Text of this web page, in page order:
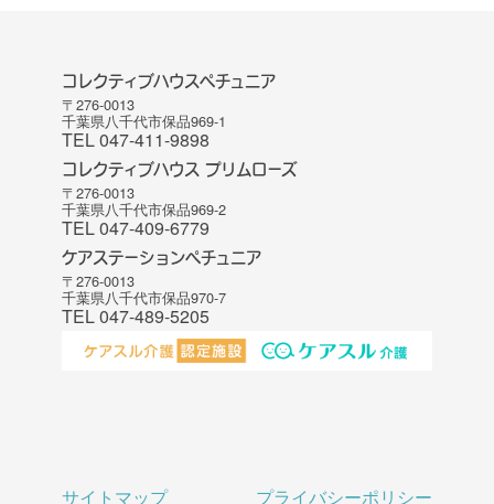
コレクティブハウスペチュニア
〒276-0013
千葉県八千代市保品969-1
TEL 047-411-9898
コレクティブハウス プリムローズ
〒276-0013
千葉県八千代市保品969-2
TEL 047-409-6779
ケアステーションペチュニア
〒276-0013
千葉県八千代市保品970-7
TEL 047-489-5205
サイトマップ プライバシーポリシー